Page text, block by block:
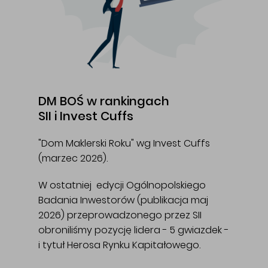
DM BOŚ w rankingach
SII i Invest Cuffs
"Dom Maklerski Roku" wg Invest Cuffs
(marzec 2026).
W ostatniej edycji Ogólnopolskiego
Badania Inwestorów (publikacja maj
2026) przeprowadzonego przez SII
obroniliśmy pozycję lidera - 5 gwiazdek -
i tytuł Herosa Rynku Kapitałowego.